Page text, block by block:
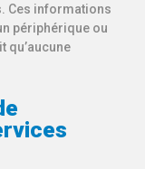
Ces informations
périphérique ou
qu’aucune